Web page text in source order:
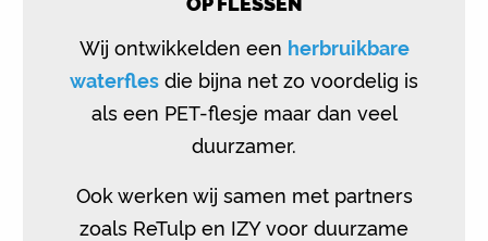
Wij ontwikkelden een herbruikbare
waterfles die bijna net zo voordelig is
als een PET-flesje maar dan veel
duurzamer.
Ook werken wij samen met partners
zoals ReTulp en IZY voor duurzame